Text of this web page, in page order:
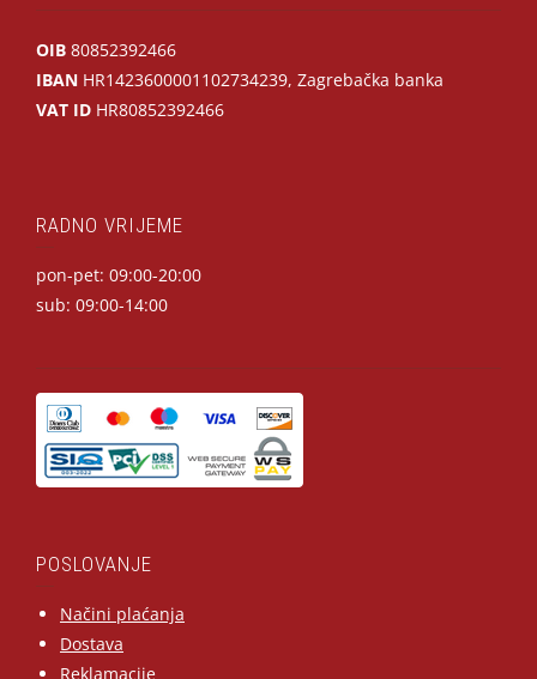
OIB 80852392466
IBAN HR1423600001102734239, Zagrebačka banka
VAT ID HR80852392466
RADNO VRIJEME
pon-pet: 09:00-20:00
sub: 09:00-14:00
POSLOVANJE
Načini plaćanja
Dostava
Reklamacije